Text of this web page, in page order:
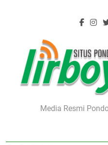
Media Resmi